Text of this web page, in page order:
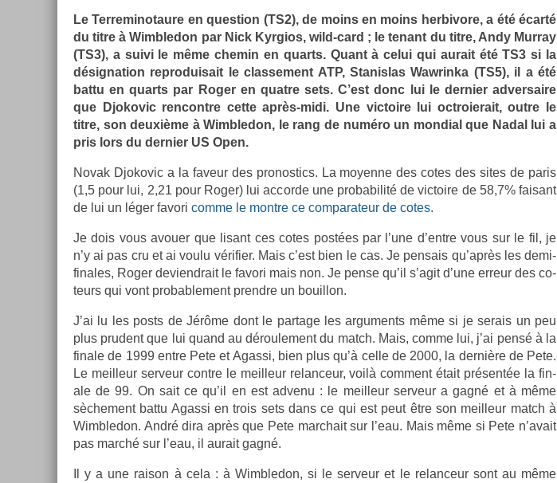
Le Ter­reminotaure en ques­tion (TS2), de moins en moins her­bivore, a été écarté
du titre à Wimbledon par Nick Kyr­gios, wild-card ; le tenant du titre, Andy Mur­ray
(TS3), a suivi le même chemin en quarts. Quant à celui qui aurait été TS3 si la
désig­na­tion re­produisait le clas­se­ment ATP, Stanis­las Waw­rinka (TS5), il a été
battu en quarts par Roger en quat­re sets. C’est donc lui le de­rni­er ad­versaire
que Djokovic re­ncontre cette après-midi. Une vic­toire lui oc­troierait, outre le
titre, son deuxième à Wimbledon, le rang de numéro un mon­di­al que Nadal lui a
pris lors du de­rni­er US Open.
Novak Djokovic a la faveur des pro­nos­tics. La moyen­ne des cotes des sites de paris
(1,5 pour lui, 2,21 pour Roger) lui ac­corde une pro­babilité de vic­toire de 58,7% faisant
de lui un léger favori comme le montre ce com­parateur de cotes.
Je dois vous avou­er que li­sant ces cotes postées par l’une d’entre vous sur le fil, je
n’y ai pas cru et ai voulu vérifi­er. Mais c’est bien le cas. Je pen­sais qu’après les demi-
finales, Roger de­viendrait le favori mais non. Je pense qu’il s’agit d’une er­reur des co­
teurs qui vont pro­bab­le­ment pre­ndre un bouil­lon.
J’ai lu les posts de Jérôme dont le par­tage les ar­gu­ments même si je serais un peu
plus prudent que lui quand au déroule­ment du match. Mais, comme lui, j’ai pensé à la
fin­ale de 1999 entre Pete et Agas­si, bien plus qu’à celle de 2000, la dernière de Pete.
Le meil­leur ser­veur con­tre le meil­leur re­lan­ceur, voilà com­ment était présentée la fin­
ale de 99. On sait ce qu’il en est ad­venu : le meil­leur ser­veur a gagné et à même
sèche­ment battu Agas­si en trois sets dans ce qui est peut être son meil­leur match à
Wimbledon. André dira après que Pete marchait sur l’eau. Mais même si Pete n’avait
pas marché sur l’eau, il aurait gagné.
Il y a une raison à cela : à Wimbledon, si le ser­veur et le re­lan­ceur sont au même